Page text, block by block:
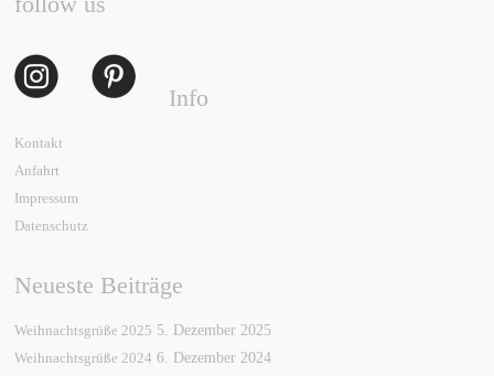
Info
Kontakt
Anfahrt
Impressum
Datenschutz
Neueste Beiträge
Weihnachtsgrüße 2025 5. Dezember 2025
Weihnachtsgrüße 2024 6. Dezember 2024